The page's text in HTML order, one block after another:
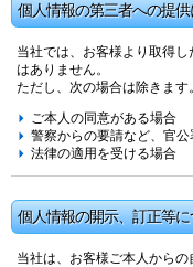
個人情報の第三者への提
当社では、お客様より取得
はありません。
ただし、次の場合は除きます。
ご本人の同意がある場合
警察からの要請など、官
法律の適用を受ける場合
個人情報の開示、訂正等
当社は、お客様ご本人から